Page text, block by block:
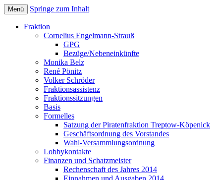
Piratenfraktion
Treptow-Köpenick
Menü Springe zum Inhalt
Fraktion
Cornelius Engelmann-Strauß
GPG
Bezüge/Nebeneinkünfte
Monika Belz
René Pönitz
Volker Schröder
Fraktionsassistenz
Fraktionssitzungen
Basis
Formelles
Satzung der Piratenfraktion Treptow-Köpenick
Geschäftsordnung des Vorstandes
Wahl-Versammlungsordnung
Lobbykontakte
Finanzen und Schatzmeister
Rechenschaft des Jahres 2014
Einnahmen und Ausgaben 2014